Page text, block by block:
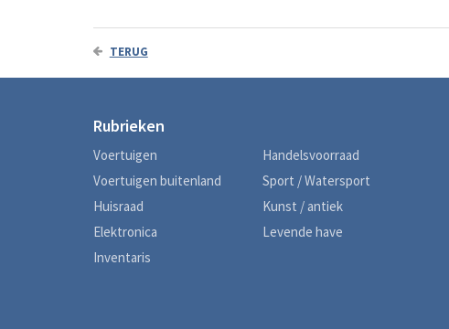
TERUG
Rubrieken
Voertuigen
Voertuigen buitenland
Huisraad
Elektronica
Inventaris
Handelsvoorraad
Sport / Watersport
Kunst / antiek
Levende have